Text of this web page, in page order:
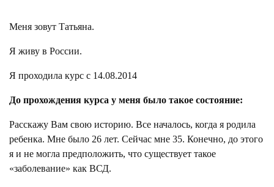
Меня зовут Татьяна.
Я живу в России.
Я проходила курс с 14.08.2014
До прохождения курса у меня было такое состояние:
Расскажу Вам свою историю. Все началось, когда я родила
ребенка. Мне было 26 лет. Сейчас мне 35. Конечно, до этого
я и не могла предположить, что существует такое
«заболевание» как ВСД.